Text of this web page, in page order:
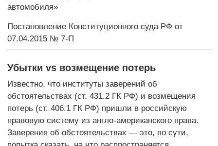
автомобиля»
Постановление Конституционного суда РФ от
07.04.2015 № 7‑П
Убытки vs возмещение потерь
Известно, что институты заверений об
обстоятельствах (ст. 431.2 ГК РФ) и возмещения
потерь (ст. 406.1 ГК РФ) пришли в российскую
правовую систему из англо-американского права.
Заверения об обстоятельствах — это, по сути,